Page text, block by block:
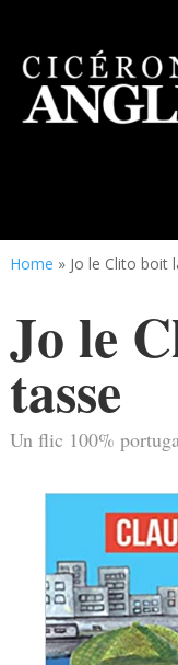
Home » Jo le Clito boit
Jo le
tasse
Un flic 100%